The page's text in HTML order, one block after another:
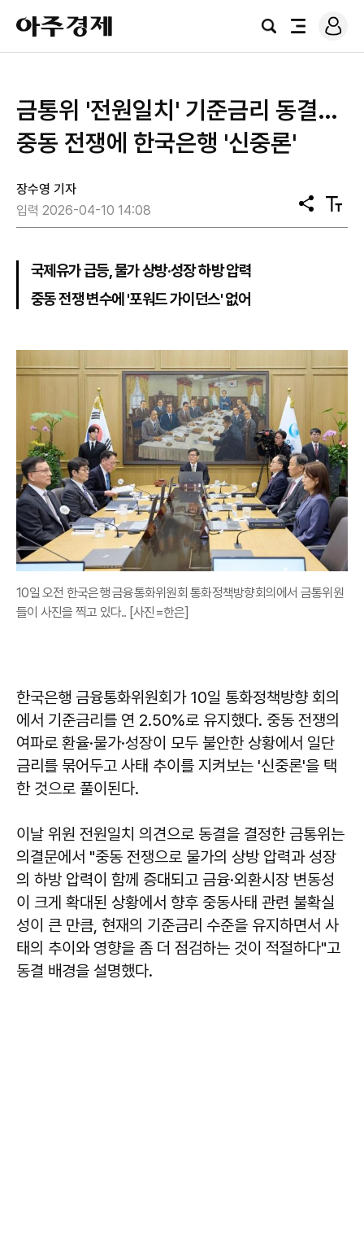
아
주
경
검
전
로
그
금통위 '전원일치' 기준금리 동결…
중동 전쟁에 한국은행 '신중론'
장수영 기자
입력 2026-04-10 14:08
공
유
텍
스
국제유가 급등, 물가 상방·성장 하방 압력
중동 전쟁 변수에 '포워드 가이던스' 없어
10일 오전 한국은행 금융통화위원회 통화정책방향회의에서 금통위원
들이 사진을 찍고 있다.. [사진=한은]
한국은행 금융통화위원회가 10일 통화정책방향 회의
에서 기준금리를 연 2.50%로 유지했다. 중동 전쟁의
여파로 환율·물가·성장이 모두 불안한 상황에서 일단
금리를 묶어두고 사태 추이를 지켜보는 '신중론'을 택
한 것으로 풀이된다.
이날 위원 전원일치 의견으로 동결을 결정한 금통위는
의결문에서 "중동 전쟁으로 물가의 상방 압력과 성장
의 하방 압력이 함께 증대되고 금융·외환시장 변동성
이 크게 확대된 상황에서 향후 중동사태 관련 불확실
성이 큰 만큼, 현재의 기준금리 수준을 유지하면서 사
태의 추이와 영향을 좀 더 점검하는 것이 적절하다"고
동결 배경을 설명했다.